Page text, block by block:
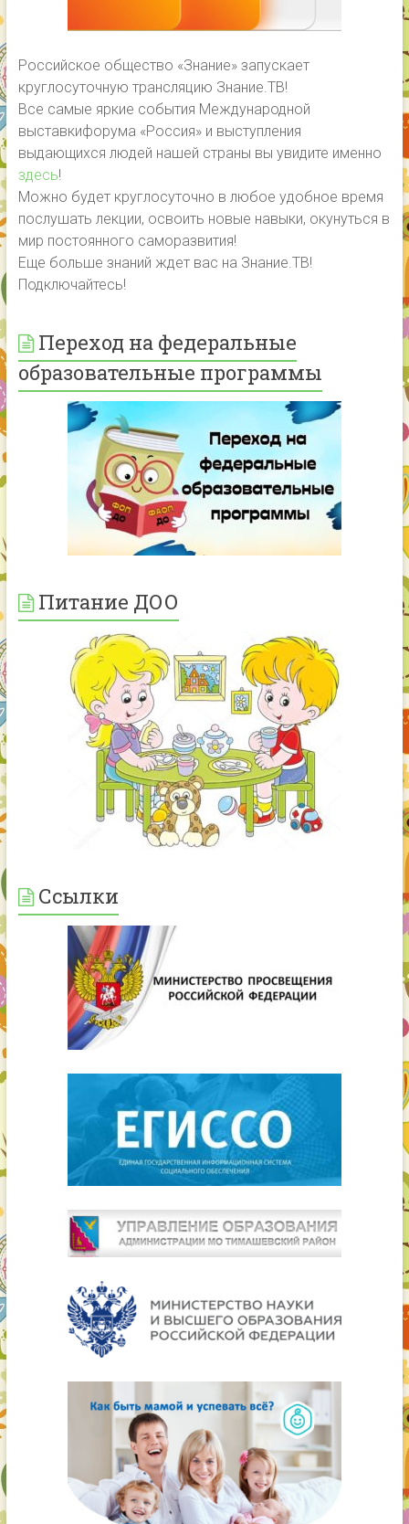
Российское общество «Знание» запускает
круглосуточную трансляцию Знание.ТВ!
Все самые яркие события Международной
выставкифорума «Россия» и выступления
выдающихся людей нашей страны вы увидите именно
здесь!
Можно будет круглосуточно в любое удобное время
послушать лекции, освоить новые навыки, окунуться в
мир постоянного саморазвития!
Еще больше знаний ждет вас на Знание.ТВ!
Подключайтесь!
Переход на федеральные
образовательные программы
Питание ДОО
Ссылки